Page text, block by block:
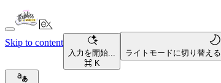
Skip to content
入力を開始...
⌘ K
ライトモードに切り替える